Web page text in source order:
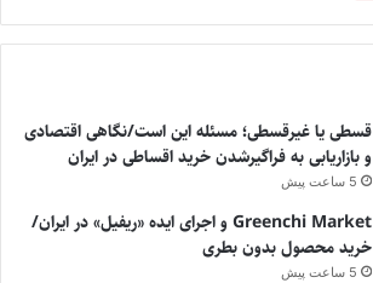
قسطی یا غیرقسطی؛ مسئله این است/نگاهی اقتصادی
و بازاریابی به فراگیرشدن خرید اقساطی در ایران
5 ساعت پیش
Greenchi Market و اجرای ایده «ریفیل» در ایران/
خرید محصول بدون بطری
5 ساعت پیش